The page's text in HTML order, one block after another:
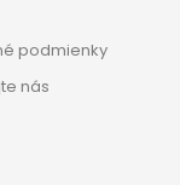
podmienky
nás